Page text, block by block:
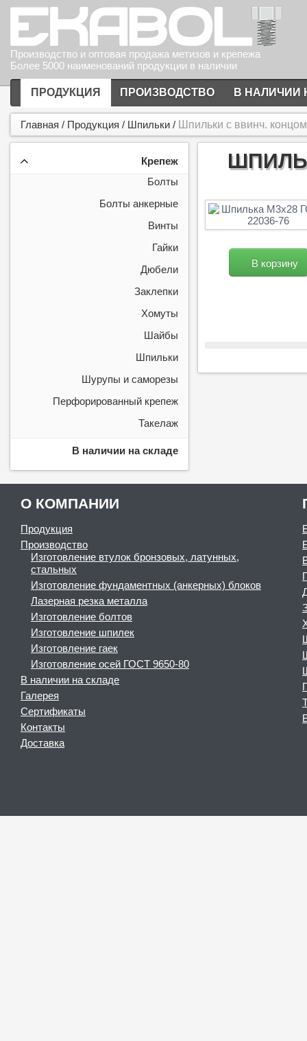
Производство и оптовая продажа метизов и крепежа
Более 5000 наименований продукции в наличии
ПРОДУКЦИЯ ПРОИЗВОДСТВО В НАЛИЧИИ
Главная / Продукция / Шпильки / Шпильки с ввинч.
Крепеж
Болты
Болты анкерные
Винты
Гайки
Дюбели
Заклепки
Хомуты
Шайбы
Шпильки
Шурупы и саморезы
Перфорированный крепеж
Такелаж
В наличии на складе
В корзину
О КОМПАНИИ
Продукция
Производство
Изготовление втулок бронзовых, латунных,
стальных
Изготовление фундаментных (анкерных) блоков
Лазерная резка металла
Изготовление болтов
Изготовление шпилек
Изготовление гаек
Изготовление осей ГОСТ 9650-80
В наличии на складе
Галерея
Сертификаты
Контакты
Доставка